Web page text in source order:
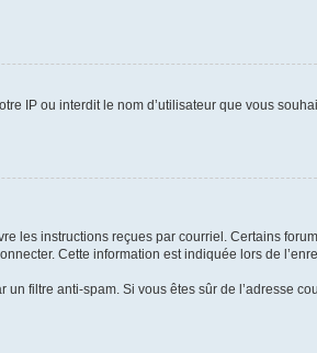
IP ou interdit le nom d’utilisateur que vous
les instructions reçues par courriel. Certains
Cette information est indiquée lors de
filtre anti-spam. Si vous êtes sûr de l’adresse